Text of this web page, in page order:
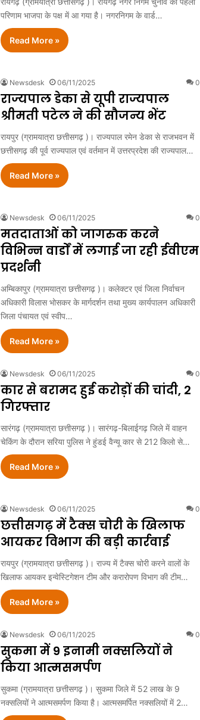
परिणाम भाजपा के पक्ष में आ गया है। नगरनिगम के वार्ड…
Read More »
Newsdesk 06/11/2025 0
राज्यपाल डेका से यूपी राज्यपाल
श्रीमती पटेल ने की सौजन्य भेंट
रायपुर (ग्रामयात्रा छत्तीसगढ़ )। राज्यपाल रमेन डेका से राजभवन में
छत्तीसगढ़ की पूर्व राज्यपाल एवं वर्तमान में उत्तरप्रदेश की राज्यपाल…
Read More »
Newsdesk 06/11/2025 0
मतदाताओं को जागरुक करने
विभिन्न वार्डों में लगाई जा रही ईवीएम
प्रदर्शनी
अम्बिकापुर (ग्रामयात्रा छत्तीसगढ़ )। कलेक्टर एवं जिला निर्वाचन
अधिकारी विलास भोसकर के मार्गदर्शन तथा मुख्य कार्यपालन अधिकारी
जिला पंचायत एवं स्वीप…
Read More »
Newsdesk 06/11/2025 0
कार से बरामद हुई करोड़ों की चांदी, 2
गिरफ्तार
सारंगढ़ (ग्रामयात्रा छत्तीसगढ़ )। सारंगढ़-बिलाईगढ़ जिले में वाहन
चेकिंग के दौरान सरिया पुलिस ने हुंडई वैन्यू कार से 212 किलो से…
Read More »
Newsdesk 06/11/2025 0
छत्तीसगढ़ में टैक्स चोरी के खिलाफ
आयकर विभाग की बड़ी कार्रवाई
रायपुर (ग्रामयात्रा छत्तीसगढ़ )। राज्य में टैक्स चोरी करने वालों के
खिलाफ आयकर इन्वेस्टिगेशन टीम और करारोपण विभाग की टीम…
Read More »
Newsdesk 06/11/2025 0
सुकमा में 9 इनामी नक्सलियों ने
किया आत्मसमर्पण
सुकमा (ग्रामयात्रा छत्तीसगढ़ )। सुकमा जिले में 52 लाख के 9
नक्सलियों ने आत्मसमर्पण किया है। आत्मसमर्पित नक्सलियों में 2…